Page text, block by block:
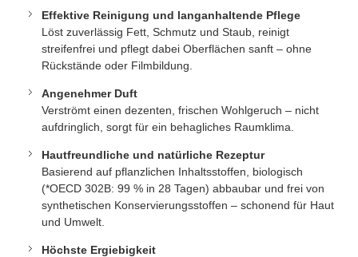
Effektive Reinigung und langanhaltende Pflege
Löst zuverlässig Fett, Schmutz und Staub, reinigt
streifenfrei und pflegt dabei Oberflächen sanft – ohne
Rückstände oder Filmbildung.
Angenehmer Duft
Verströmt einen dezenten, frischen Wohlgeruch – nicht
aufdringlich, sorgt für ein behagliches Raumklima.
Hautfreundliche und natürliche Rezeptur
Basierend auf pflanzlichen Inhaltsstoffen, biologisch
(*OECD 302B: 99 % in 28 Tagen) abbaubar und frei von
synthetischen Konservierungsstoffen – schonend für Haut
und Umwelt.
Höchste Ergiebigkeit